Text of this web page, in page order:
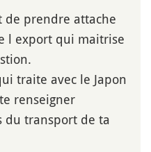
de prendre attache
l export qui maitrise
traite avec le Japon
renseigner
du transport de ta